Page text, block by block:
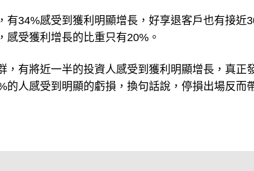
34%感受到獲利明顯增長，好享退客戶也有接近
，有將近一半的投資人感受到獲利明顯增長，真正
的人感受到明顯的虧損，換句話說，停損出場反而